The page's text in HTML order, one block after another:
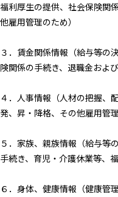
福利厚生の提供、社会保険関
他雇用管理のため）
３．賃金関係情報（給与等の
険関係の手続き、退職金およ
４．人事情報（人材の把握、
発、昇・降格、その他雇用管理
５．家族、親族情報（給与等
手続き、育児・介護休業等、
６．身体、健康情報（健康管